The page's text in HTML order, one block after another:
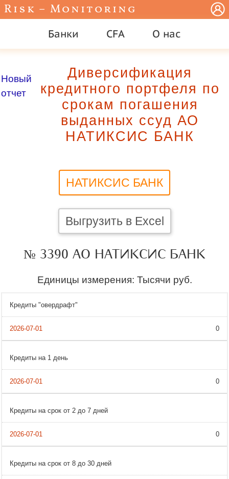
Risk – Monitoring
Банки CFA О нас
Новый
отчет
Диверсификация
кредитного портфеля по
срокам погашения
выданных ссуд АО
НАТИКСИС БАНК
НАТИКСИС БАНК
Выгрузить в Excel
№ 3390 АО НАТИКСИС БАНК
Единицы измерения: Тысячи руб.
Кредиты "овердрафт"
0
Кредиты на 1 день
0
Кредиты на срок от 2 до 7 дней
0
Кредиты на срок от 8 до 30 дней